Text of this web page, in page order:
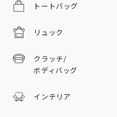
トートバッグ
リュック
クラッチ/
ボディバッグ
インテリア